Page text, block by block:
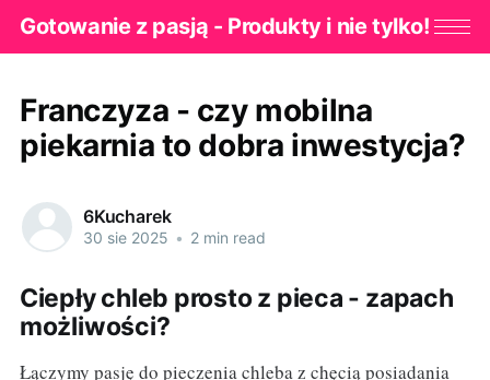
Gotowanie z pasją - Produkty i nie tylko!
Franczyza - czy mobilna
piekarnia to dobra inwestycja?
6Kucharek
30 sie 2025 • 2 min read
Ciepły chleb prosto z pieca - zapach
możliwości?
Łączymy pasję do pieczenia chleba z chęcią posiadania